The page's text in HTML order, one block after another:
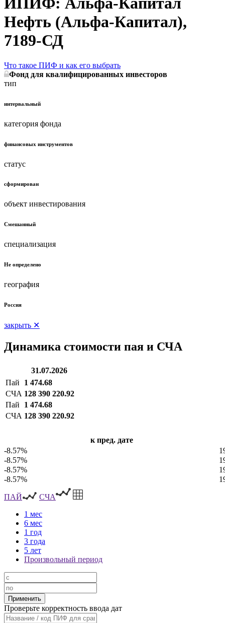
Нефть (Альфа-Капитал),
7189-СД
Что такое ПИФ и как его выбрать
Фонд для квалифицированных инвесторов
тип
интервальный
категория фонда
финансовых инструментов
статус
сформирован
объект инвестирования
Смешанный
специализация
Не определено
география
Россия
закрыть ✕
Динамика стоимости пая и СЧА
31.07.2026
Пай
1 474.68
СЧА 128 390 220.92
Пай
1 474.68
СЧА 128 390 220.92
к пред. дате
-8.57%
-8.57%
-8.57%
-8.57%
ПАЙ
СЧА
1 мес
6 мес
1 год
3 года
5 лет
Произвольный период
Проверьте корректность ввода дат